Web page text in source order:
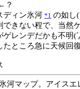
？
ディン氷河 *1 の如し
きない程で、当然
レンデだかも不明
ところ急に天候回
河マップ。アイス